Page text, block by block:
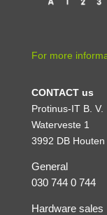
For more
CONTACT us
Protinus-IT B. V.
Waterveste 1
3992 DB Houten
General
030 744 0 744
Hardware sales